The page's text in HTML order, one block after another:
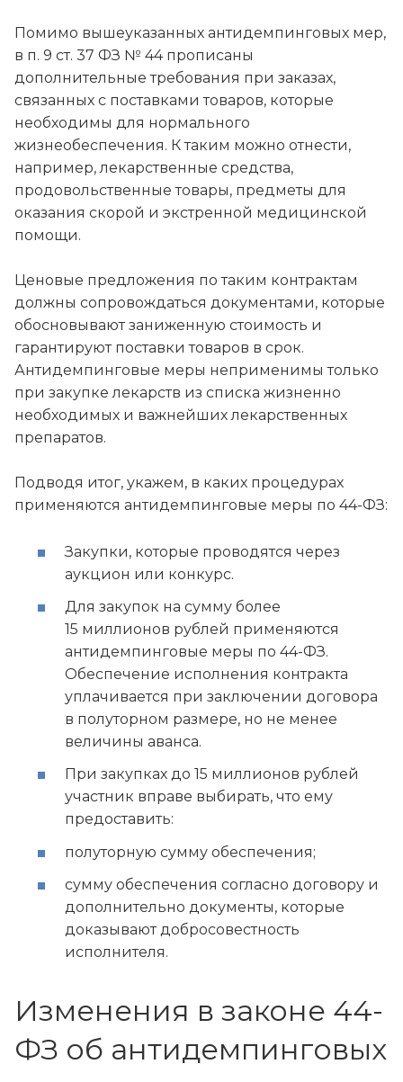
Помимо вышеуказанных антидемпинговых мер,
в п. 9 ст. 37 ФЗ № 44 прописаны
дополнительные требования при заказах,
связанных с поставками товаров, которые
необходимы для нормального
жизнеобеспечения. К таким можно отнести,
например, лекарственные средства,
продовольственные товары, предметы для
оказания скорой и экстренной медицинской
помощи.
Ценовые предложения по таким контрактам
должны сопровождаться документами, которые
обосновывают заниженную стоимость и
гарантируют поставки товаров в срок.
Антидемпинговые меры неприменимы только
при закупке лекарств из списка жизненно
необходимых и важнейших лекарственных
препаратов.
Подводя итог, укажем, в каких процедурах
применяются антидемпинговые меры по 44-ФЗ:
Закупки, которые проводятся через
аукцион или конкурс.
Для закупок на сумму более
15 миллионов рублей применяются
антидемпинговые меры по 44-ФЗ.
Обеспечение исполнения контракта
уплачивается при заключении договора
в полуторном размере, но не менее
величины аванса.
При закупках до 15 миллионов рублей
участник вправе выбирать, что ему
предоставить:
полуторную сумму обеспечения;
сумму обеспечения согласно договору и
дополнительно документы, которые
доказывают добросовестность
исполнителя.
Изменения в законе 44-
ФЗ об антидемпинговых